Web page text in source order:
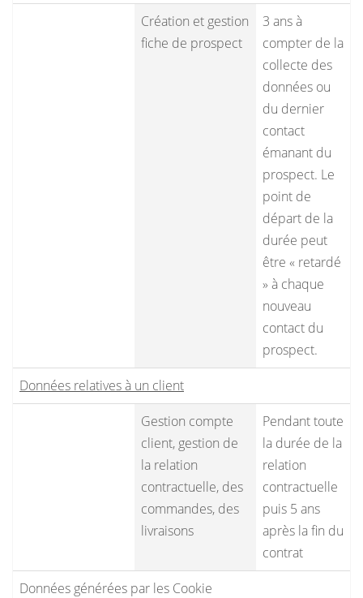
Création et gestion
fiche de prospect
3 ans à
compter de la
collecte des
données ou
du dernier
contact
émanant du
prospect. Le
point de
départ de la
durée peut
être « retardé
» à chaque
nouveau
contact du
prospect.
Données relatives à un client
Gestion compte
client, gestion de
la relation
contractuelle, des
commandes, des
livraisons
Pendant toute
la durée de la
relation
contractuelle
puis 5 ans
après la fin du
contrat
Données générées par les Cookie